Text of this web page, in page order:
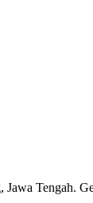
Tengah.